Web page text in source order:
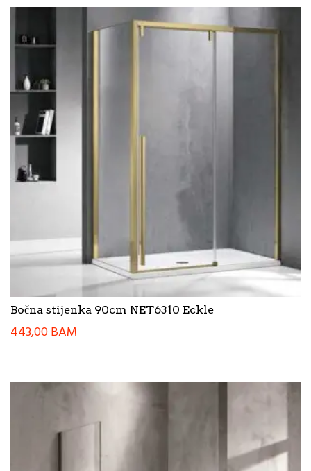
Bočna stijenka 90cm NET6310 Eckle
443,00BAM